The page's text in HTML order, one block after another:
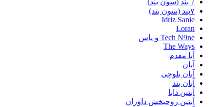
7 بند (سون بند)
۷بند (سون بند)
Idriz Sanie
Loran
Tech N9ne و یاس
The Ways
آبا مقدم
آبان
آبان بلوچی
آبان بند
آبتین دابا
آبتین روحبخش داوران